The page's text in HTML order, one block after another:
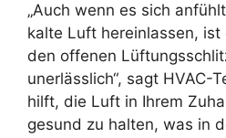
„Auch wenn es sich
kalte Luft hereinlassen,
den offenen
unerlässlich“, sagt HVAC-
hilft, die Luft in Ihrem
gesund zu halten, was in